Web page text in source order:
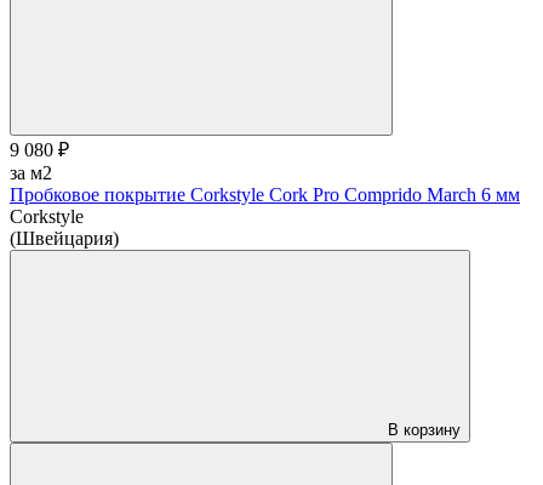
9 080 ₽
за м2
Пробковое покрытие Corkstyle Cork Pro Comprido March 6 мм
Corkstyle
(Швейцария)
В корзину